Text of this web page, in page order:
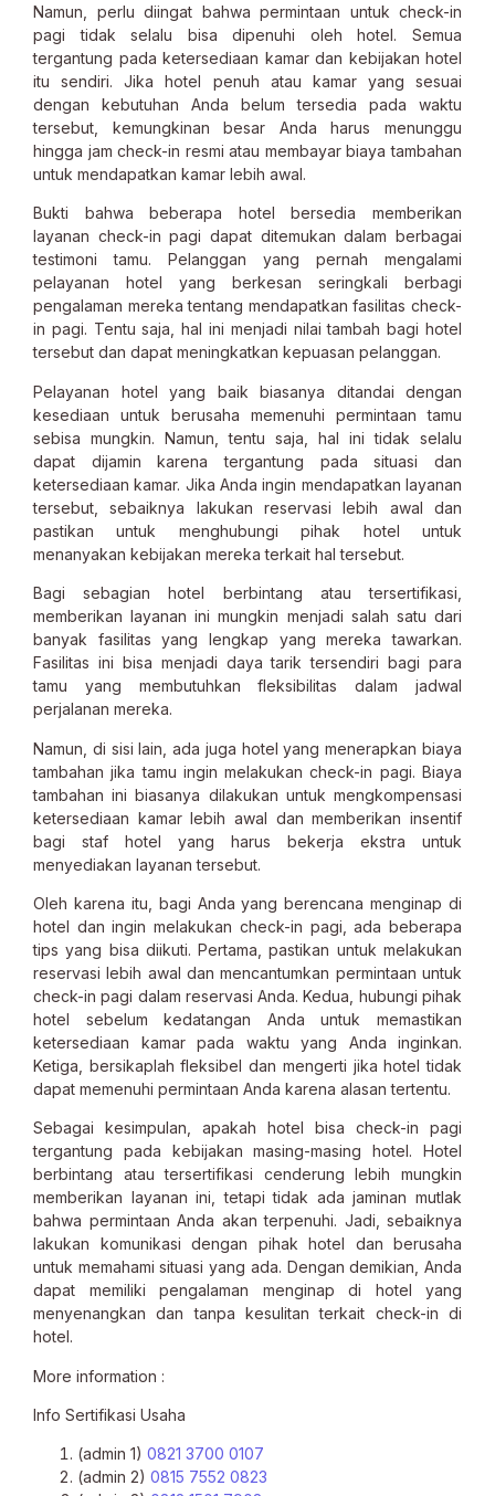
Namun, perlu diingat bahwa permintaan untuk check-in
pagi tidak selalu bisa dipenuhi oleh hotel. Semua
tergantung pada ketersediaan kamar dan kebijakan hotel
itu sendiri. Jika hotel penuh atau kamar yang sesuai
dengan kebutuhan Anda belum tersedia pada waktu
tersebut, kemungkinan besar Anda harus menunggu
hingga jam check-in resmi atau membayar biaya tambahan
untuk mendapatkan kamar lebih awal.
Bukti bahwa beberapa hotel bersedia memberikan
layanan check-in pagi dapat ditemukan dalam berbagai
testimoni tamu. Pelanggan yang pernah mengalami
pelayanan hotel yang berkesan seringkali berbagi
pengalaman mereka tentang mendapatkan fasilitas check-
in pagi. Tentu saja, hal ini menjadi nilai tambah bagi hotel
tersebut dan dapat meningkatkan kepuasan pelanggan.
Pelayanan hotel yang baik biasanya ditandai dengan
kesediaan untuk berusaha memenuhi permintaan tamu
sebisa mungkin. Namun, tentu saja, hal ini tidak selalu
dapat dijamin karena tergantung pada situasi dan
ketersediaan kamar. Jika Anda ingin mendapatkan layanan
tersebut, sebaiknya lakukan reservasi lebih awal dan
pastikan untuk menghubungi pihak hotel untuk
menanyakan kebijakan mereka terkait hal tersebut.
Bagi sebagian hotel berbintang atau tersertifikasi,
memberikan layanan ini mungkin menjadi salah satu dari
banyak fasilitas yang lengkap yang mereka tawarkan.
Fasilitas ini bisa menjadi daya tarik tersendiri bagi para
tamu yang membutuhkan fleksibilitas dalam jadwal
perjalanan mereka.
Namun, di sisi lain, ada juga hotel yang menerapkan biaya
tambahan jika tamu ingin melakukan check-in pagi. Biaya
tambahan ini biasanya dilakukan untuk mengkompensasi
ketersediaan kamar lebih awal dan memberikan insentif
bagi staf hotel yang harus bekerja ekstra untuk
menyediakan layanan tersebut.
Oleh karena itu, bagi Anda yang berencana menginap di
hotel dan ingin melakukan check-in pagi, ada beberapa
tips yang bisa diikuti. Pertama, pastikan untuk melakukan
reservasi lebih awal dan mencantumkan permintaan untuk
check-in pagi dalam reservasi Anda. Kedua, hubungi pihak
hotel sebelum kedatangan Anda untuk memastikan
ketersediaan kamar pada waktu yang Anda inginkan.
Ketiga, bersikaplah fleksibel dan mengerti jika hotel tidak
dapat memenuhi permintaan Anda karena alasan tertentu.
Sebagai kesimpulan, apakah hotel bisa check-in pagi
tergantung pada kebijakan masing-masing hotel. Hotel
berbintang atau tersertifikasi cenderung lebih mungkin
memberikan layanan ini, tetapi tidak ada jaminan mutlak
bahwa permintaan Anda akan terpenuhi. Jadi, sebaiknya
lakukan komunikasi dengan pihak hotel dan berusaha
untuk memahami situasi yang ada. Dengan demikian, Anda
dapat memiliki pengalaman menginap di hotel yang
menyenangkan dan tanpa kesulitan terkait check-in di
hotel.
More information :
Info Sertifikasi Usaha
(admin 1) 0821 3700 0107
(admin 2) 0815 7552 0823